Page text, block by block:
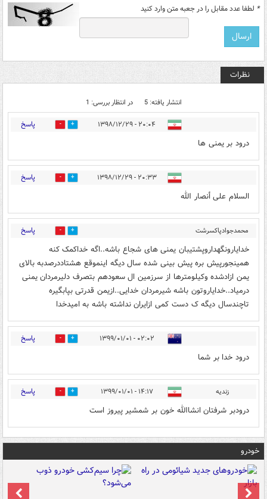
* لطفا عدد مقابل را در جعبه متن وارد کنید
نظرات
انتشار یافته: 5 در انتظار بررسی: 1
۲۰:۰۴ - ۱۳۹۸/۱۲/۲۹ 70 پاسخ
درود بر یمنی ها
۲۰:۳۳ - ۱۳۹۸/۱۲/۲۹ 43 پاسخ
السلام علی أنصار الله
محمدجوادپاکسرشت
ازامامزاده
اسماعیل(اقلید)
۲۱:۱۹ - ۱۳۹۸/۱۲/۲۹
58 پاسخ
خدایارونگهداروپشتیبان یمنی های شجاع باشه..اگه خداکمک کنه
همینجورپیش بره پیش بینی شده سال دیگه اینموقع هشتاددرصدبه بالای
یمن ازادشده وکیلومترها از سرزمین ال سعودهم بتصرف دلیرمردان یمنی
درمیاد..خدایاروتون باشه شیرمردان خدایی..ازیمن قدرتی بپابگیره
تاچندسال دیگه ک دست کمی ازایران نداشته باشه به امیدخدا
۰۲:۰۲ - ۱۳۹۹/۰۱/۰۱ 10 پاسخ
درود خدا بر شما
زندیه ۱۴:۱۷ - ۱۳۹۹/۰۱/۰۱ 5 پاسخ
درودبر شرفتان انشاالله خون بر شمشیر پیروز است
خودرو